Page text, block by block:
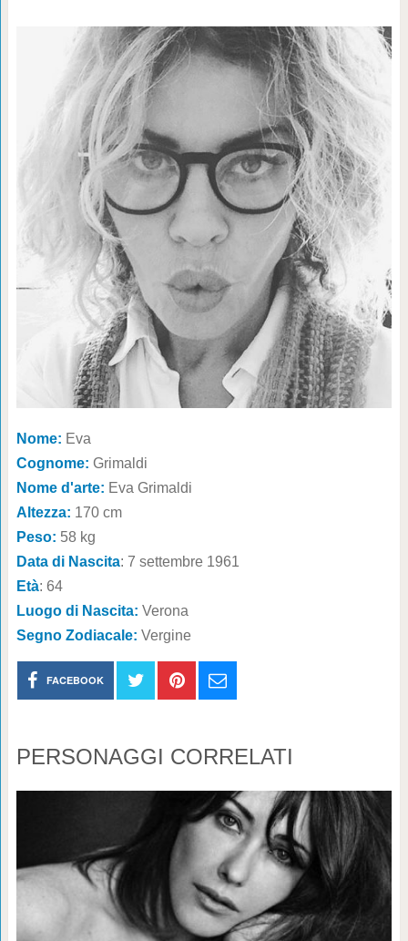
Nome: Eva
Cognome: Grimaldi
Nome d'arte: Eva Grimaldi
Altezza: 170 cm
Peso: 58 kg
Data di Nascita: 7 settembre 1961
Età: 64
Luogo di Nascita: Verona
Segno Zodiacale: Vergine
FACEBOOK
PERSONAGGI CORRELATI